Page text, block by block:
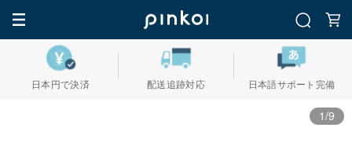
日本円で決済 配送追跡対応 日本語サポート完備
1/9